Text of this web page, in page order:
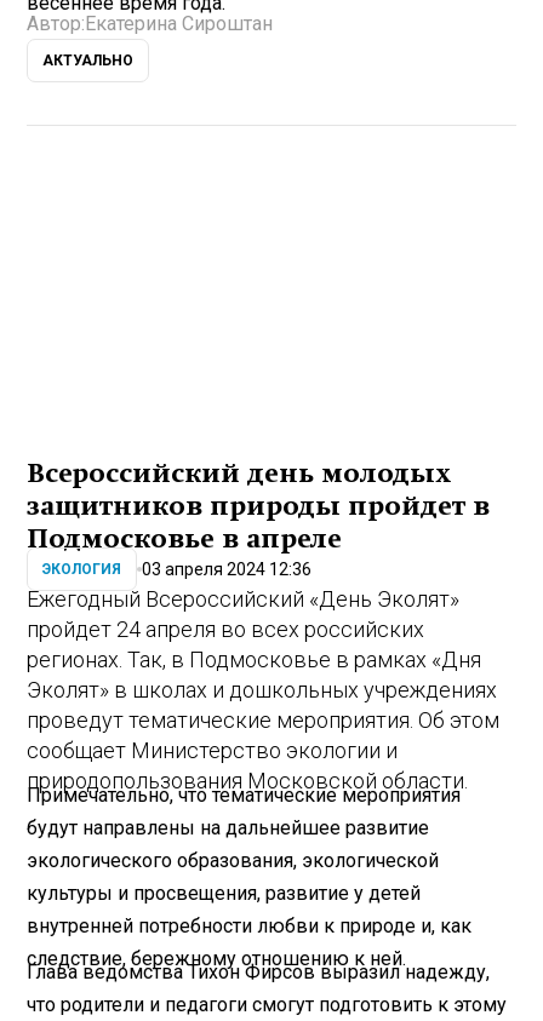
Автор:Екатерина Сироштан
АКТУАЛЬНО
Всероссийский день молодых
защитников природы пройдет в
Подмосковье в апреле
ЭКОЛОГИЯ 03 апреля 2024 12:36
Ежегодный Всероссийский «День Эколят»
пройдет 24 апреля во всех российских
регионах. Так, в Подмосковье в рамках «Дня
Эколят» в школах и дошкольных учреждениях
проведут тематические мероприятия. Об этом
сообщает Министерство экологии и
природопользования Московской области.
Примечательно, что тематические мероприятия
будут направлены на дальнейшее развитие
экологического образования, экологической
культуры и просвещения, развитие у детей
внутренней потребности любви к природе и, как
следствие, бережному отношению к ней.
Глава ведомства Тихон Фирсов выразил надежду,
что родители и педагоги смогут подготовить к этому